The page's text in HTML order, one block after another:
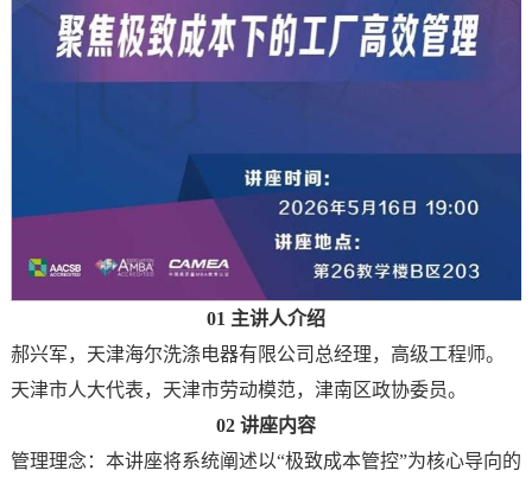
01 主讲人介绍
郝兴军，天津海尔洗涤电器有限公司总经理，高级工程师。
天津市人大代表，天津市劳动模范，津南区政协委员。
02 讲座内容
管理理念：本讲座将系统阐述以“极致成本管控”为核心导向的